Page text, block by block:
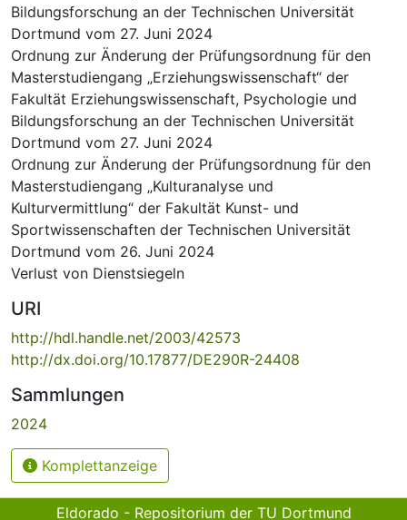
Bildungsforschung an der Technischen Universität
Dortmund vom 27. Juni 2024
Ordnung zur Änderung der Prüfungsordnung für den
Masterstudiengang „Erziehungswissenschaft“ der
Fakultät Erziehungswissenschaft, Psychologie und
Bildungsforschung an der Technischen Universität
Dortmund vom 27. Juni 2024
Ordnung zur Änderung der Prüfungsordnung für den
Masterstudiengang „Kulturanalyse und
Kulturvermittlung“ der Fakultät Kunst- und
Sportwissenschaften der Technischen Universität
Dortmund vom 26. Juni 2024
Verlust von Dienstsiegeln
URI
http://hdl.handle.net/2003/42573
http://dx.doi.org/10.17877/DE290R-24408
Sammlungen
2024
Komplettanzeige
Eldorado - Repositorium der TU Dortmund